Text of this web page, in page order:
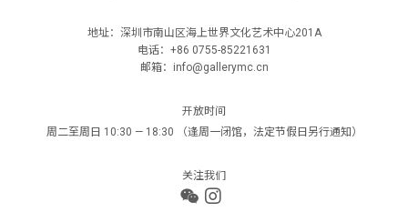
地址：深圳市南山区海上世界文化艺术中心201A
电话：+86 0755-85221631
邮箱：info@gallerymc.cn
开放时间
周二至周日 10:30 — 18:30 （逢周一闭馆，法定节假日另行通知）
关注我们